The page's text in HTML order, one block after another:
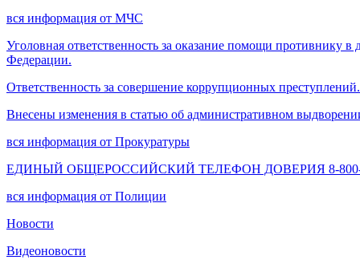
вся информация от МЧС
Уголовная ответственность за оказание помощи противнику
Федерации.
Ответственность за совершение коррупционных преступлений.
Внесены изменения в статью об административном
вся информация от Прокуратуры
ЕДИНЫЙ ОБЩЕРОССИЙСКИЙ ТЕЛЕФОН ДОВЕРИЯ 8-800-
вся информация от Полиции
Новости
Видеоновости